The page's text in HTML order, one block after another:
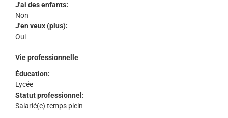
J'ai des enfants:
Non
J'en veux (plus):
Oui
Vie professionnelle
Éducation:
Lycée
Statut professionnel:
Salarié(e) temps plein